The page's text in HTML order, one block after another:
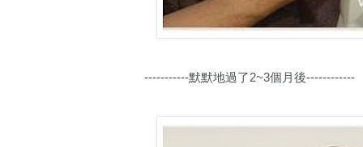
-----------默默地過了2~3個月後------------